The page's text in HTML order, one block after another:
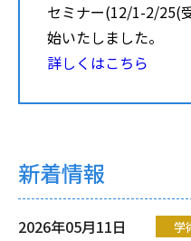
セミナー(12/1-2/25(
始いたしました。
詳しくはこちら
新着情報
2026年05月11日 学